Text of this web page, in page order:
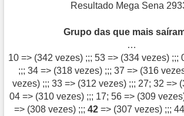
Resultado Mega Sena
Grupo das que mais
…
10 => (342 vezes) ;;; 53 => (334 vezes) ;;;
;;; 34 => (318 vezes) ;;; 37 => (316
vezes) ;;; 33 => (312 vezes) ;;; 27; 32 =>
04 => (310 vezes) ;;; 17; 56 => (309
=> (308 vezes) ;;; 42 => (307 vezes) ;;;